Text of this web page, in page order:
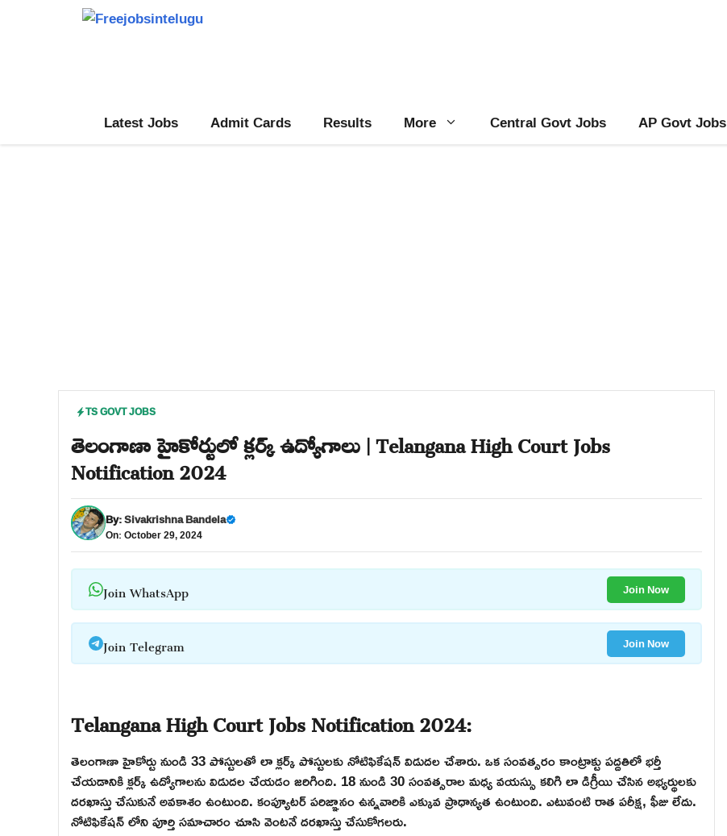
Latest Jobs Admit Cards Results More Central Govt Jobs AP Govt Jobs
TS GOVT JOBS
తెలంగాణా హైకోర్టులో క్లర్క్ ఉద్యోగాలు | Telangana High Court Jobs
Notification 2024
By:Sivakrishna Bandela
On: October 29, 2024
Join WhatsApp Join Now
Join Telegram Join Now
Telangana High Court Jobs Notification 2024:
తెలంగాణా హైకోర్టు నుండి 33 పోస్టులతో లా క్లర్క్ పోస్టులకు నోటిఫికేషన్ విడుదల చేశారు. ఒక సంవత్సరం కాంట్రాక్టు పద్దతిలో భర్తీ
చేయడానికి క్లర్క్ ఉద్యోగాలను విడుదల చేయడం జరిగింది. 18 నుండి 30 సంవత్సరాల మధ్య వయస్సు కలిగి లా డిగ్రీయి చేసిన అభ్యర్థులకు
దరఖాస్తు చేసుకునే అవకాశం ఉంటుంది. కంప్యూటర్ పరిజ్ఞానం ఉన్నవారికి ఎక్కువ ప్రాధాన్యత ఉంటుంది. ఎటువంటి రాత పరీక్ష, ఫీజు లేదు.
నోటిఫికేషన్ లోని పూర్తి సమాచారం చూసి వెంటనే దరఖాస్తు చేసుకోగలరు.